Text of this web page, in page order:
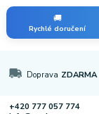
🚚
Rychlé doručení
Doprava ZDARMA
+420 777 057 774